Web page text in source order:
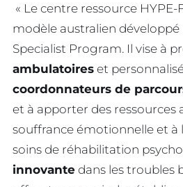
« Le centre ressource
modèle australien développé
Specialist Program. Il vise à
ambulatoires et
coordonnateurs de
et à apporter des ressources
souffrance émotionnelle et à
soins de réhabilitation
innovante dans les troubles